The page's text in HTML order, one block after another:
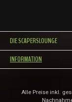
DIE SCAPERSLOUNGE
INFORMATION
Alle Preise inkl.